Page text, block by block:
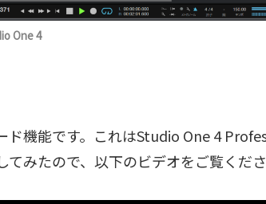
One 4
ド機能です。これはStudio One 4
みたので、以下のビデオをご覧くださ